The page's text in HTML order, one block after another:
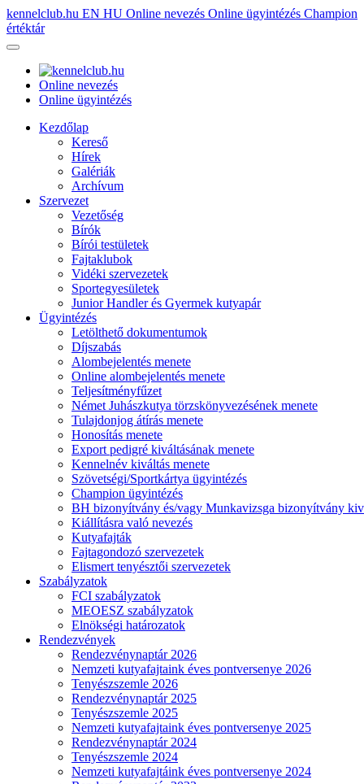
kennelclub.hu EN HU Online nevezés Online ügyintézés Champion
értéktár
Online nevezés
Online ügyintézés
Kezdőlap
Kereső
Hírek
Galériák
Archívum
Szervezet
Vezetőség
Bírók
Bírói testületek
Fajtaklubok
Vidéki szervezetek
Sportegyesületek
Junior Handler és Gyermek kutyapár
Ügyintézés
Letölthető dokumentumok
Díjszabás
Alombejelentés menete
Online alombejelentés menete
Teljesítményfűzet
Német Juhászkutya törzskönyvezésének menete
Tulajdonjog átírás menete
Honosítás menete
Export pedigré kiváltásának menete
Kennelnév kiváltás menete
Szövetségi/Sportkártya ügyintézés
Champion ügyintézés
BH bizonyítvány és/vagy Munkavizsga bizonyítvány
Kiállításra való nevezés
Kutyafajták
Fajtagondozó szervezetek
Elismert tenyésztői szervezetek
Szabályzatok
FCI szabályzatok
MEOESZ szabályzatok
Elnökségi határozatok
Rendezvények
Rendezvénynaptár 2026
Nemzeti kutyafajtaink éves pontversenye 2026
Tenyészszemle 2026
Rendezvénynaptár 2025
Tenyészszemle 2025
Nemzeti kutyafajtaink éves pontversenye 2025
Rendezvénynaptár 2024
Tenyészszemle 2024
Nemzeti kutyafajtáink éves pontversenye 2024